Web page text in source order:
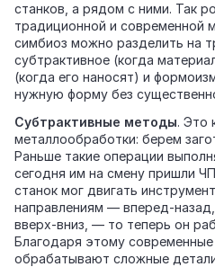
станков, а рядом с ними. Так
традиционной и современной
симбиоз можно разделить на
субтрактивное (когда
(когда его наносят) и
нужную форму без
Субтрактивные методы. Это
металлообработки: берем
Раньше такие операции
сегодня им на смену пришли
станок мог двигать
направлениям —
вверх‑вниз, — то теперь он
Благодаря этому
обрабатывают сложные